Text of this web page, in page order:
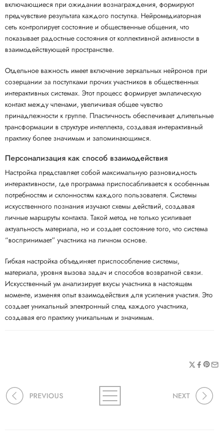
включающиеся при ожидании вознаграждения, формируют
предчувствие результата каждого поступка. Нейромедиаторная
сеть контролирует состояние и общественные общения, что
показывает радостные состояния от коллективной активности в
взаимодействующей пространстве.
Отдельное важность имеет включение зеркальных нейронов при
созерцании за поступками прочих участников в общественных
интерактивных системах. Этот процесс формирует эмпатическую
контакт между членами, увеличивая общее чувство
принадлежности к группе. Пластичность обеспечивает длительные
трансформации в структуре интеллекта, создавая интерактивный
практику более значимым и запоминающимся.
Персонализация как способ взаимодействия
Настройка представляет собой максимальную разновидность
интерактивности, где программа приспосабливается к особенным
потребностям и склонностям каждого пользователя. Системы
искусственного познания изучают схемы действий, создавая
личные маршруты контакта. Такой метод не только усиливает
актуальность материала, но и создает состояние того, что система
“воспринимает” участника на личном основе.
Гибкая настройка объединяет приспособление системы,
материала, уровня вызова задач и способов возвратной связи.
Искусственный ум анализирует вкусы участника в настоящем
моменте, изменяя опыт взаимодействия для усиления участия. Это
создает уникальный электронный след каждого участника,
создавая его практику уникальным и значимым.
PREVIOUS NEXT